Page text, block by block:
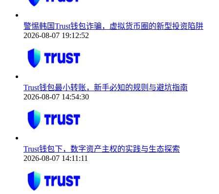
警惕韩国Trust钱包诈骗，虚拟货币圈的新型投资陷阱
2026-08-07 19:12:52
Trust钱包最小转账，新手必知的规则与避坑指南
2026-08-07 14:54:30
Trust钱包下，数字资产主权的实践与生态探索
2026-08-07 14:11:11